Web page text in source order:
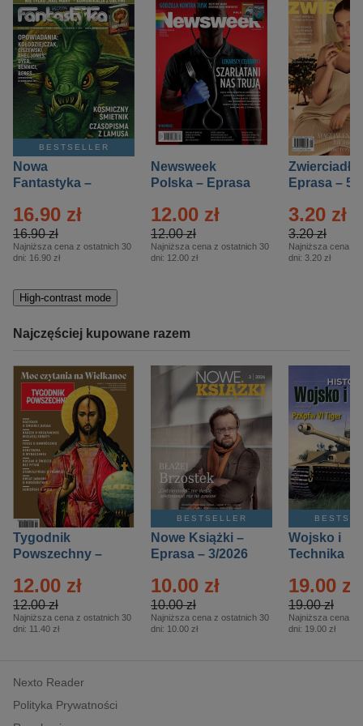
BESTSELLER
Nowa
Fantastyka –
16.90 zł
16.90 zł
Najniższa cena z ostatnich 30
dni: 16.90 zł
Newsweek
Polska – Eprasa
12.00 zł
12.00 zł
Najniższa cena z ostatnich 30
dni: 12.00 zł
Zwierciadło
Eprasa – 5/
3.20 zł
3.20 zł
Najniższa cena z
dni: 3.20 zł
High-contrast mode
Najczęściej kupowane razem
Tygodnik
Powszechny –
12.00 zł
12.00 zł
Najniższa cena z ostatnich 30
dni: 11.40 zł
BESTSELLER
Nowe Książki –
Eprasa – 3/2026
10.00 zł
10.00 zł
Najniższa cena z ostatnich 30
dni: 10.00 zł
Wojsko i
Technika
– 2/2026
19.00 zł
19.00 zł
Najniższa cena z
dni: 19.00 zł
Nexto Reader
Polityka Prywatności